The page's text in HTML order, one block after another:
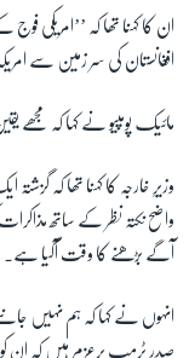
زبان
ان کا کہنا تھا کہ ’’امریکی
افغانستان کی سر زمین سے
مائیک پومپیو نے کہا کہ
وزیرِ خارجہ کا کہنا تھا کہ
واضح نکتہ نظر کے ساتھ
آگے بڑھنے کا وقت آگیا ہے۔
انہوں نے کہا کہ ہم نہیں
صدر ٹرمپ پرعزم ہیں کہ ان